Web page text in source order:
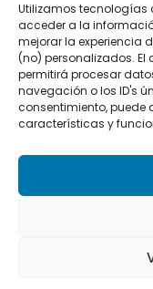
Utilizamos
acceder a la
mejorar la experiencia
(no) personalizados.
permitirá procesar
navegación o los ID's
consentimiento, puede
características y
+34 662 342
SÍGUENOS